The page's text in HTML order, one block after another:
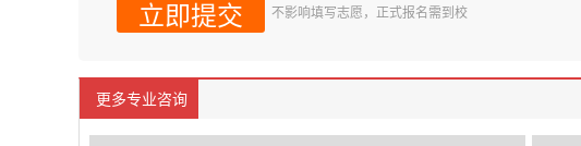
不影响填写志愿，正式报名需到校
更多专业咨询